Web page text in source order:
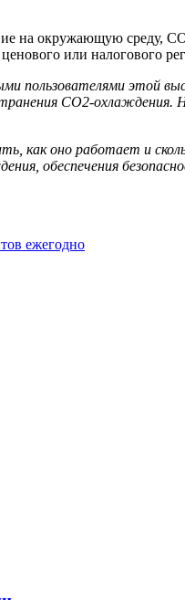
на окружающую среду,
или налогового
пользователями этой
CO2-охлаждения.
как оно работает и
обеспечения
ежегодно